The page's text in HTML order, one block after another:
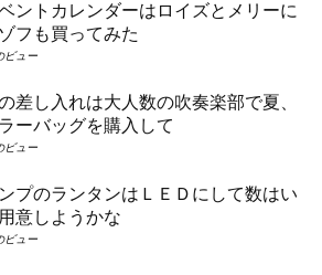
ントカレンダーはロイズとメリーに
フも買ってみた
ビュー
差し入れは大人数の吹奏楽部で夏、
ーバッグを購入して
ビュー
プのランタンはＬＥＤにして数はい
意しようかな
ビュー